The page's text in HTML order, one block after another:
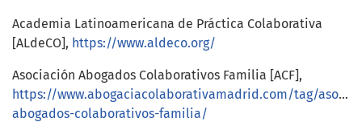
Academia Latinoamericana de Práctica Colaborativa
[ALdeCO], https://www.aldeco.org/
Asociación Abogados Colaborativos Familia [ACF],
https://www.abogaciacolaborativamadrid.com/tag/
abogados-colaborativos-familia/